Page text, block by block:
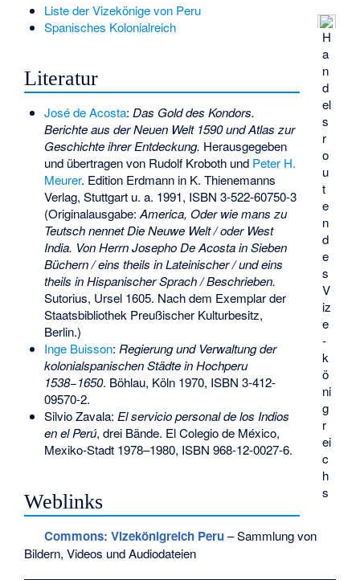
H
a
n
d
el
s
r
o
u
t
e
n
d
e
s
V
iz
e
­
k
ö
ni
g
r
ei
c
h
s
Liste der Vizekönige von Peru
Spanisches Kolonialreich
Literatur
José de Acosta: Das Gold des Kondors.
Berichte aus der Neuen Welt 1590 und Atlas zur
Geschichte ihrer Entdeckung. Herausgegeben
und übertragen von Rudolf Kroboth und Peter H.
Meurer. Edition Erdmann in K. Thienemanns
Verlag, Stuttgart u. a. 1991, ISBN 3-522-60750-3
(Originalausgabe: America, Oder wie mans zu
Teutsch nennet Die Neuwe Welt / oder West
India. Von Herrn Josepho De Acosta in Sieben
Büchern / eins theils in Lateinischer / und eins
theils in Hispanischer Sprach / Beschrieben.
Sutorius, Ursel 1605. Nach dem Exemplar der
Staatsbibliothek Preußischer Kulturbesitz,
Berlin.)
Inge Buisson: Regierung und Verwaltung der
kolonialspanischen Städte in Hochperu
1538−1650. Böhlau, Köln 1970, ISBN 3-412-
09570-2.
Silvio Zavala: El servicio personal de los Indios
en el Perú, drei Bände. El Colegio de México,
Mexiko-Stadt 1978–1980, ISBN 968-12-0027-6.
Weblinks
Commons: Vizekönigreich Peru– Sammlung von
Bildern, Videos und Audiodateien